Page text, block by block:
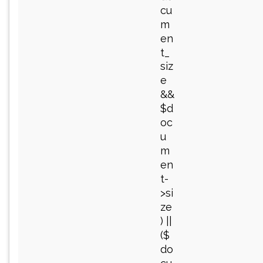
cu
m
en
t_
siz
e
&&
$d
oc
u
m
en
t-
>si
ze
) ||
($
do